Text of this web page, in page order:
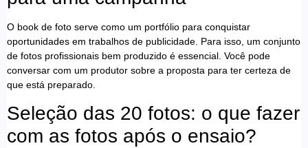
O book de foto serve como um portfólio para conquistar
oportunidades em trabalhos de publicidade. Para isso, um conjunto
de fotos profissionais bem produzido é essencial. Você pode
conversar com um produtor sobre a proposta para ter certeza de
que está preparado.
Seleção das 20 fotos: o que fazer
com as fotos após o ensaio?